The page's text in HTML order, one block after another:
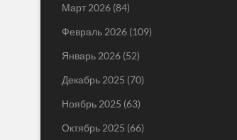
Март 2026 (84)
Февраль 2026 (109)
Январь 2026 (52)
Декабрь 2025 (70)
Ноябрь 2025 (63)
Октябрь 2025 (66)